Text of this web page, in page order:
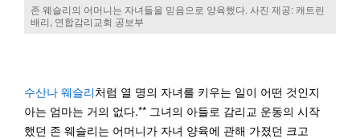
존 웨슬리의 어머니는 자녀들을 믿음으로 양육했다. 사진 제공: 캐트린
배리, 연합감리교회 공보부
수산나 웨슬리처럼 열 명의 자녀를 키우는 일이 어떤 것인지
아는 엄마는 거의 없다.** 그녀의 아들로 감리교 운동의 시작
했던 존 웨슬리는 어머니가 자녀 양육에 관해 가졌던 크고